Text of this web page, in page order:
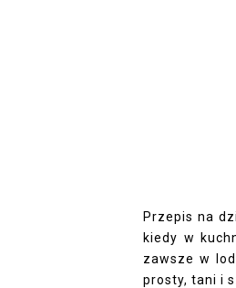
Przepis na
kiedy w
zawsze w
prosty, tani i